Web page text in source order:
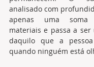
analisado com
apenas uma soma
materiais e passa a
daquilo que a
quando ninguém está